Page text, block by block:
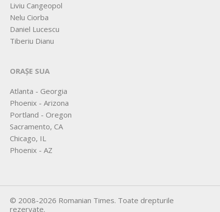
Liviu Cangeopol
Nelu Ciorba
Daniel Lucescu
Tiberiu Dianu
ORAȘE SUA
Atlanta - Georgia
Phoenix - Arizona
Portland - Oregon
Sacramento, CA
Chicago, IL
Phoenix - AZ
© 2008-2026 Romanian Times. Toate drepturile
rezervate.